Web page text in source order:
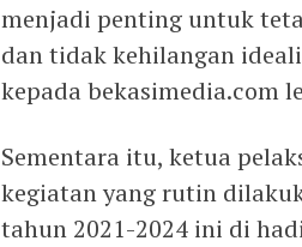
menjadi penting untuk
dan tidak kehilangan
kepada bekasimedia.com
Sementara itu, ketua
kegiatan yang rutin
tahun 2021-2024 ini di